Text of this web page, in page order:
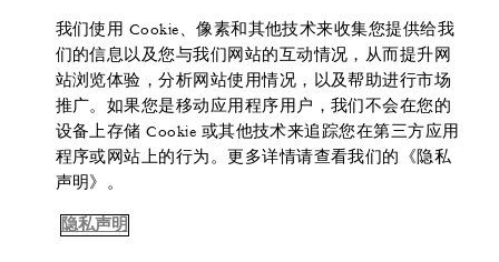
我们使用 Cookie、像素和其他技术来收集您提供给我
们的信息以及您与我们网站的互动情况，从而提升网
站浏览体验，分析网站使用情况，以及帮助进行市场
推广。如果您是移动应用程序用户，我们不会在您的
设备上存储 Cookie 或其他技术来追踪您在第三方应用
程序或网站上的行为。更多详情请查看我们的《隐私
声明》。
隐私声明